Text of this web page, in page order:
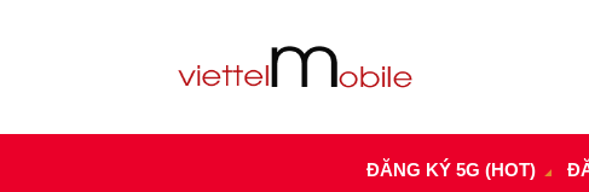
ĐĂNG KÝ 5G (HOT)